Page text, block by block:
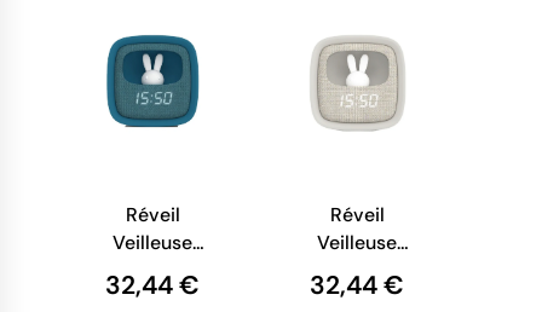
Réveil
Veilleuse
Enfant -
Mobility on
32,44 €
Réveil
Veilleuse
Enfant -
Mobility on
32,44 €